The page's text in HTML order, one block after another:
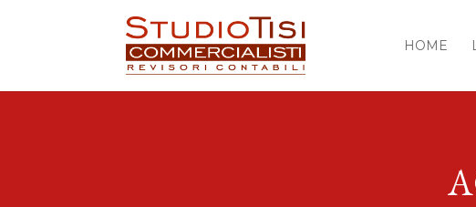
HOME